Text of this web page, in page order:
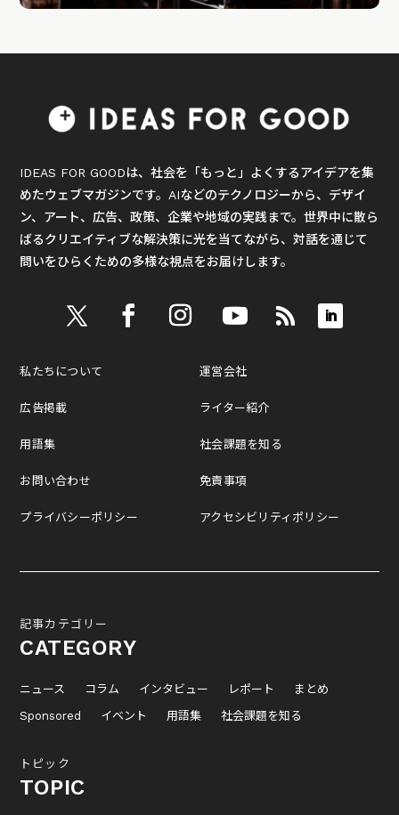
IDEAS FOR GOODは、社会を「もっと」よくするアイデアを集
めたウェブマガジンです。AIなどのテクノロジーから、デザイ
ン、アート、広告、政策、企業や地域の実践まで。世界中に散ら
ばるクリエイティブな解決策に光を当てながら、対話を通じて
問いをひらくための多様な視点をお届けします。
私たちについて
広告掲載
用語集
お問い合わせ
プライバシーポリシー
運営会社
ライター紹介
社会課題を知る
免責事項
アクセシビリティポリシー
記事カテゴリー
CATEGORY
ニュース コラム インタビュー レポート
まとめ
Sponsored
イベント 用語集 社会課題を知る
トピック
TOPIC